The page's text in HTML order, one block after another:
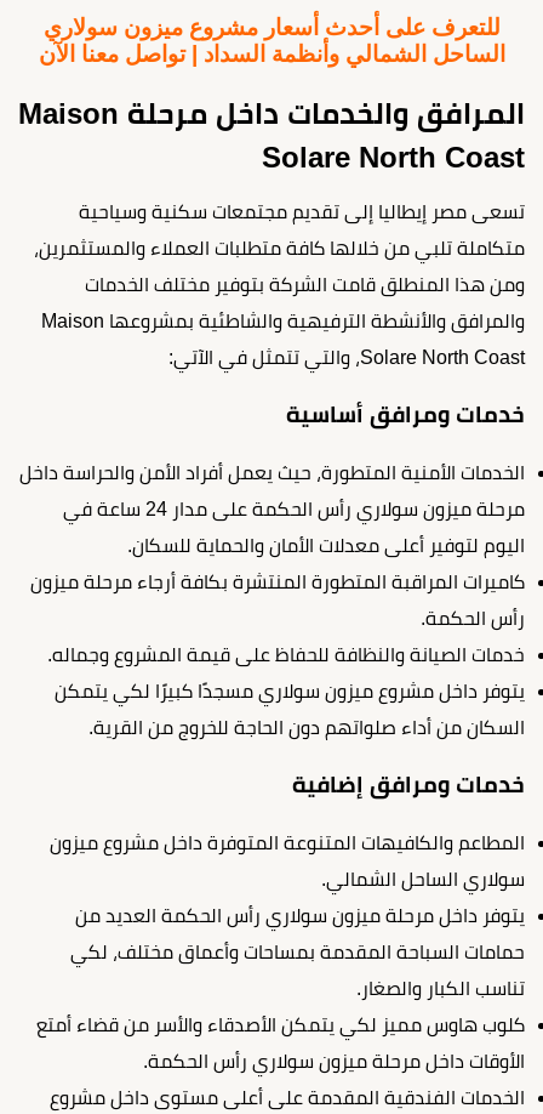
للتعرف على أحدث أسعار مشروع ميزون سولاري
الساحل الشمالي وأنظمة السداد | تواصل معنا الآن
المرافق والخدمات داخل مرحلة Maison
Solare North Coast
تسعى مصر إيطاليا إلى تقديم مجتمعات سكنية وسياحية
متكاملة تلبي من خلالها كافة متطلبات العملاء والمستثمرين،
ومن هذا المنطلق قامت الشركة بتوفير مختلف الخدمات
والمرافق والأنشطة الترفيهية والشاطئية بمشروعها Maison
Solare North Coast، والتي تتمثل في الآتي:
خدمات ومرافق أساسية
الخدمات الأمنية المتطورة، حيث يعمل أفراد الأمن والحراسة داخل
مرحلة ميزون سولاري رأس الحكمة
على مدار 24 ساعة في
اليوم لتوفير أعلى معدلات الأمان والحماية للسكان.
كاميرات المراقبة المتطورة المنتشرة بكافة أرجاء مرحلة ميزون
رأس الحكمة.
خدمات الصيانة والنظافة للحفاظ على قيمة المشروع وجماله.
يتوفر داخل مشروع ميزون سولاري مسجدًا كبيرًا لكي يتمكن
السكان من أداء صلواتهم دون الحاجة للخروج من القرية.
خدمات ومرافق إضافية
المطاعم والكافيهات المتنوعة المتوفرة داخل مشروع ميزون
سولاري الساحل الشمالي.
يتوفر داخل مرحلة ميزون سولاري رأس الحكمة العديد من
حمامات السباحة المقدمة بمساحات وأعماق مختلف، لكي
تناسب الكبار والصغار.
كلوب هاوس مميز لكي يتمكن الأصدقاء والأسر من قضاء أمتع
الأوقات داخل مرحلة ميزون سولاري رأس الحكمة.
الخدمات الفندقية المقدمة على أعلى مستوى داخل مشروع